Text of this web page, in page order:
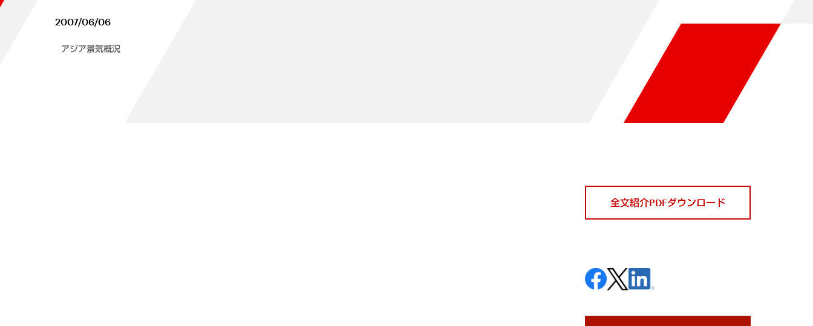
2007/06/06
アジア景気概況
全文紹介PDFダウンロード